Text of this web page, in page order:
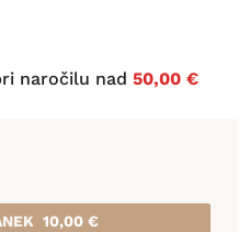
naročilu nad 50,00 €
10,00 €